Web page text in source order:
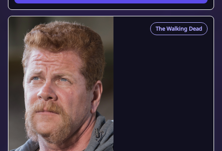
The Walking Dead